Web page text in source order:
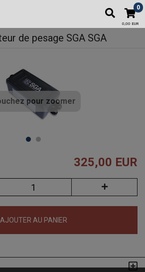
0
0,00 EUR
de pesage SGA SGA
pour zoomer
325,00 EUR
AJOUTER AU PANIER